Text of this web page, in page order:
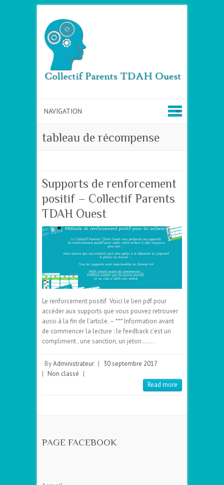
tableau de récompense
Supports de renforcement
positif – Collectif Parents
TDAH Ouest
Le renforcement positif Voici le lien pdf pour
accéder aux supports que vous pouvez retrouver
aussi à la fin de l’article. – *** Information avant
de commencer la lecture : le feedback c’est un
compliment , une sanction, un jeton ……
ByAdministrateur
30 septembre 2017
Non classé
Read more
PAGE FACEBOOK